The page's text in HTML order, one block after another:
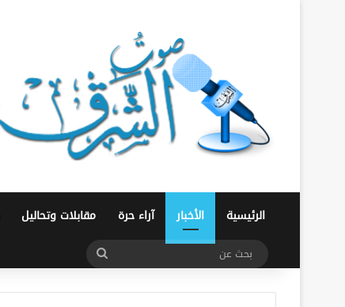
الرئيسية الأخبار آراء حرة مقابلات وتحاليل
بحث